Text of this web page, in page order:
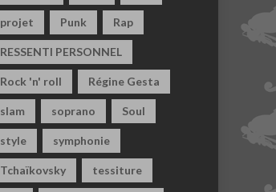
projet Punk Rap
RESSENTI PERSONNEL
Rock 'n' roll Régine Gesta
slam soprano Soul
style symphonie
Tchaïkovsky tessiture